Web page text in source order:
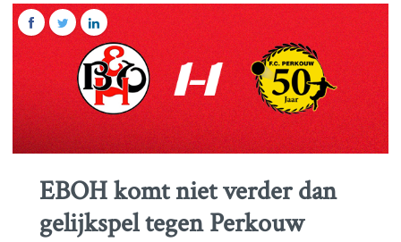
EBOH komt niet verder dan
gelijkspel tegen Perkouw